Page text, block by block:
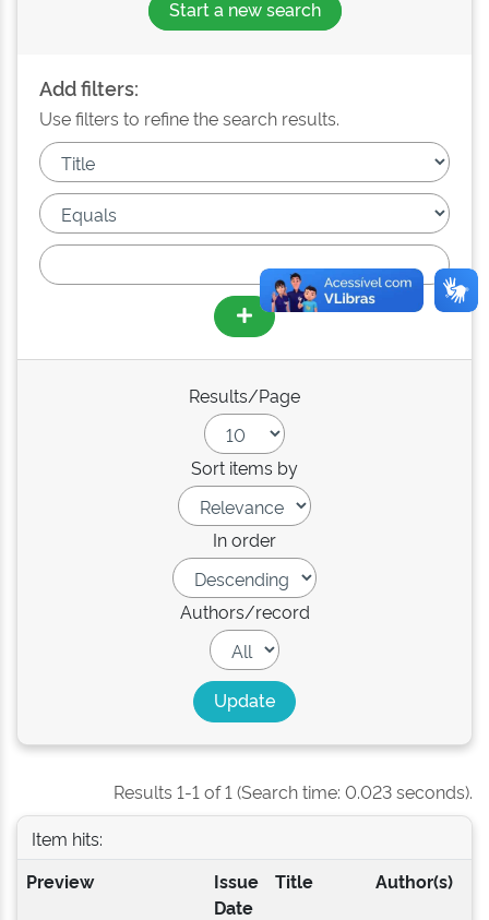
Start a new search
Add filters:
Use filters to refine the search results.
Results/Page
Sort items by
In order
Authors/record
Results 1-1 of 1 (Search time: 0.023 seconds).
Item hits:
Preview
Issue
Date
Title Author(s)